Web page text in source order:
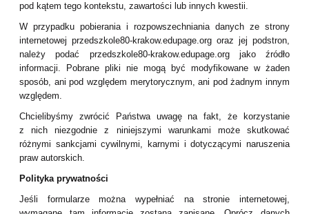
pod kątem tego kontekstu, zawartości lub innych kwestii.
W przypadku pobierania i rozpowszechniania danych ze strony
internetowej przedszkole80-krakow.edupage.org oraz jej podstron,
należy podać przedszkole80-krakow.edupage.org jako źródło
informacji. Pobrane pliki nie mogą być modyfikowane w żaden
sposób, ani pod względem merytorycznym, ani pod żadnym innym
względem.
Chcielibyśmy zwrócić Państwa uwagę na fakt, że korzystanie
z nich niezgodnie z niniejszymi warunkami może skutkować
różnymi sankcjami cywilnymi, karnymi i dotyczącymi naruszenia
praw autorskich.
Polityka prywatności
Jeśli formularze można wypełniać na stronie internetowej,